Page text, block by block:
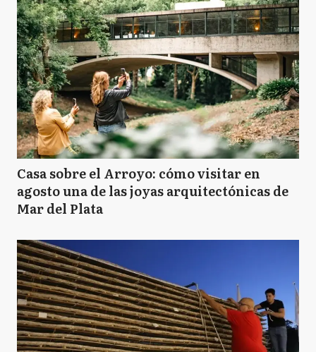
Casa sobre el Arroyo: cómo visitar en
agosto una de las joyas arquitectónicas de
Mar del Plata